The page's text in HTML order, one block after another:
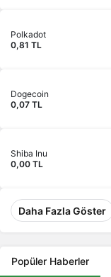
Polkadot
0,81 TL
Dogecoin
0,07 TL
Shiba Inu
0,00 TL
Daha Fazla Göster
Popüler Haberler